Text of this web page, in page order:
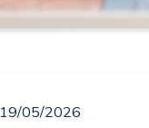
05/2026